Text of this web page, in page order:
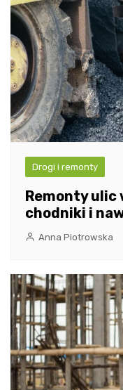
Drogi i remonty
Remonty ulic
chodniki i
Anna Piotrowska